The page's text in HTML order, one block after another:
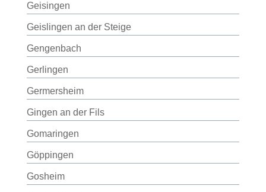
Geisingen
Geislingen an der Steige
Gengenbach
Gerlingen
Germersheim
Gingen an der Fils
Gomaringen
Göppingen
Gosheim